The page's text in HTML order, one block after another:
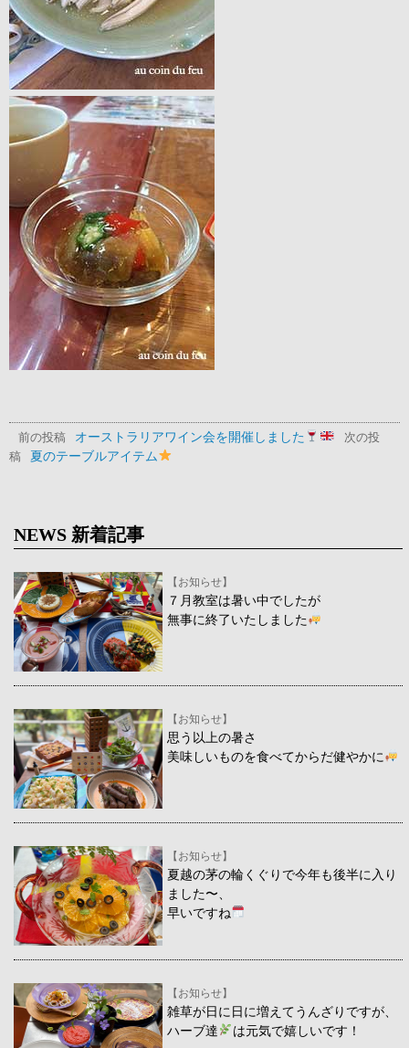
前の投稿 オーストラリアワイン会を開催しました
次の投
稿
夏のテーブルアイテム
NEWS 新着記事
【お知らせ】
７月教室は暑い中でしたが
無事に終了いたしました
【お知らせ】
思う以上の暑さ
美味しいものを食べてからだ健やかに
【お知らせ】
夏越の茅の輪くぐりで今年も後半に入り
ました〜、
早いですね
【お知らせ】
雑草が日に日に増えてうんざりですが、
ハーブ達
は元気で嬉しいです！